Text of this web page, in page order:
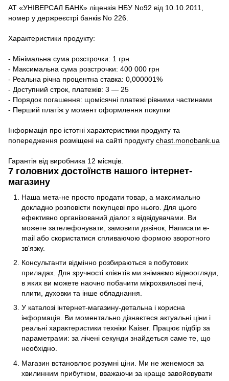
АТ «УНІВЕРСАЛ БАНК» ліцензія НБУ No92 від 10.10.2011,
номер у держреєстрі банків No 226.
Характеристики продукту:
- Мінімальна сума розстрочки: 1 грн
- Максимальна сума розстрочки: 400 000 грн
- Реальна річна процентна ставка: 0,000001%
- Доступний строк, платежів: 3 — 25
- Порядок погашення: щомісячні платежі рівними частинами
- Перший платіж у момент оформлення покупки
Інформація про істотні характеристики продукту та
попередження розміщені на сайті продукту chast.monobank.ua
Гарантія від виробника 12 місяців.
7 головних достоїнств нашого інтернет-
магазину
Наша мета-не просто продати товар, а максимально
докладно розповісти покупцеві про нього. Для цього
ефективно організований діалог з відвідувачами. Ви
можете зателефонувати, замовити дзвінок, Написати e-
mail або скористатися спливаючою формою зворотного
зв'язку.
Консультанти відмінно розбираються в побутових
приладах. Для зручності клієнтів ми знімаємо відеоогляди,
в яких ви можете наочно побачити мікрохвильові печі,
плити, духовки та інше обладнання.
У каталозі інтернет-магазину-детальна і корисна
інформація. Ви моментально дізнаєтеся актуальні ціни і
реальні характеристики техніки Kaiser. Працює підбір за
параметрами: за лічені секунди знайдеться саме те, що
необхідно.
Магазин встановлює розумні ціни. Ми не женемося за
хвилинним прибутком, вважаючи за краще завойовувати